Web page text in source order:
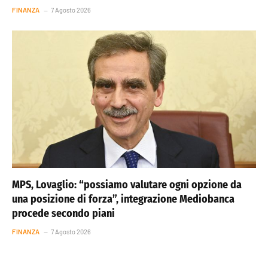
FINANZA 7 Agosto 2026
MPS, Lovaglio: “possiamo valutare ogni opzione da
una posizione di forza”, integrazione Mediobanca
procede secondo piani
FINANZA 7 Agosto 2026